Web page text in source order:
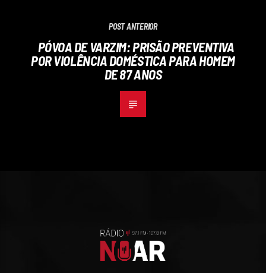
POST ANTERIOR
PÓVOA DE VARZIM: PRISÃO PREVENTIVA
POR VIOLÊNCIA DOMÉSTICA PARA HOMEM
DE 87 ANOS